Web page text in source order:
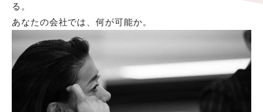
る。
あなたの会社では、何が可能か。